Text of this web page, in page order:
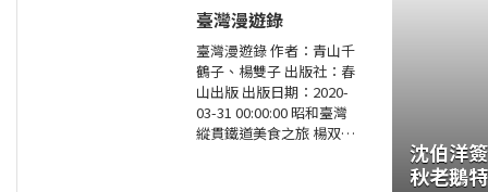
咬的船?.自助餐
臺灣漫遊錄
臺灣漫遊錄 作者：青山千
鶴子、楊雙子 出版社：春
山出版 出版日期：2020-
03-31 00:00:00 昭和臺灣
縱貫鐵道美食之旅 楊双子
沈伯洋
秋老鵝